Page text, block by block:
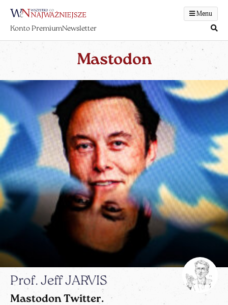
Menu
Konto PremiumNewsletter
Mastodon
Prof. Jeff JARVIS
Mastodon Twitter.